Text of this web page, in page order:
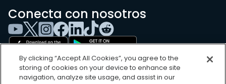
Conecta con nosotros
By clicking “Accept All Cookies”, you agree to the
storing of cookies on your device to enhance site
navigation, analyze site usage, and assist in our